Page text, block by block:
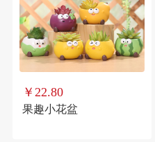
￥22.80
果趣小花盆